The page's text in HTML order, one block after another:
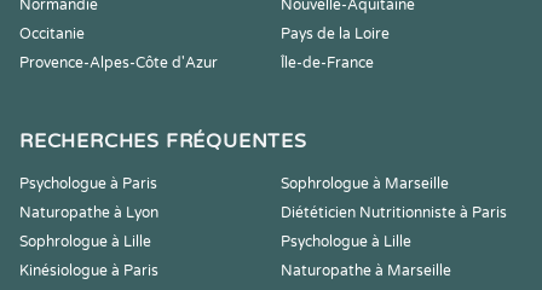
Normandie
Nouvelle-Aquitaine
Occitanie
Pays de la Loire
Provence-Alpes-Côte d'Azur
Île-de-France
RECHERCHES FRÉQUENTES
Psychologue à Paris
Sophrologue à Marseille
Naturopathe à Lyon
Diététicien Nutritionniste à Paris
Sophrologue à Lille
Psychologue à Lille
Kinésiologue à Paris
Naturopathe à Marseille